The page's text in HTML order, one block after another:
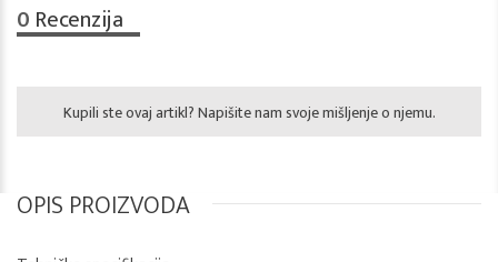
0 Recenzija
Kupili ste ovaj artikl? Napišite nam svoje mišljenje o njemu.
OPIS PROIZVODA